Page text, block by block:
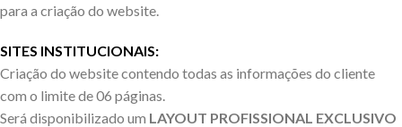
para a criação do website.
SITES INSTITUCIONAIS:
Criação do website contendo todas as informações do cliente
com o limite de 06 páginas.
Será disponibilizado um LAYOUT PROFISSIONAL EXCLUSIVO